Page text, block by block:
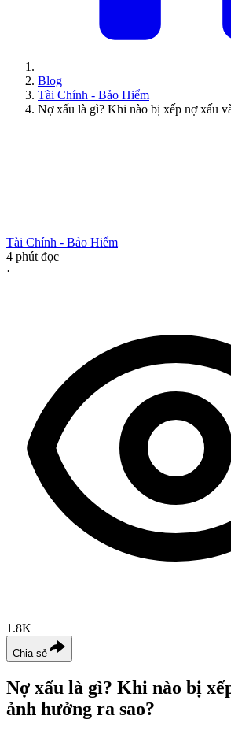
Blog
Tài Chính - Bảo Hiểm
Nợ xấu là gì? Khi nào bị xếp nợ xấu
Tài Chính - Bảo Hiểm
4 phút đọc
·
1.8K
Chia sẻ
Nợ xấu là gì? Khi nào bị
ảnh hưởng ra sao?